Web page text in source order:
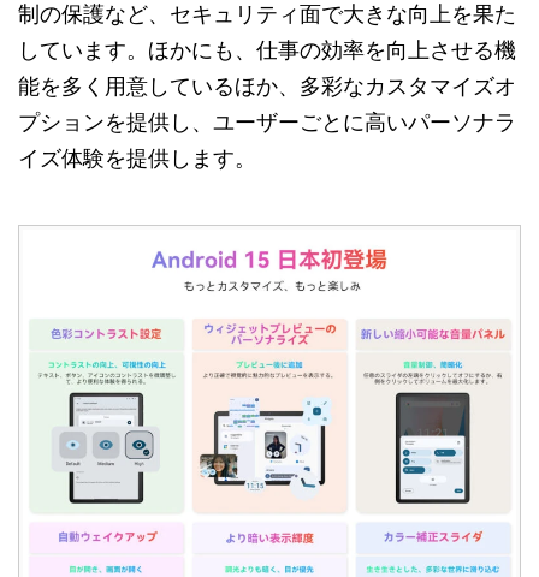
制の保護など、セキュリティ面で大きな向上を果た
しています。ほかにも、仕事の効率を向上させる機
能を多く用意しているほか、多彩なカスタマイズオ
プションを提供し、ユーザーごとに高いパーソナラ
イズ体験を提供します。